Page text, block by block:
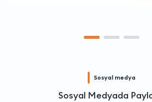
Sosyal medya
Sosyal Medyada